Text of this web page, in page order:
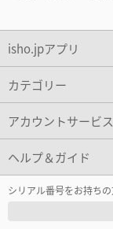
isho.jpアプリ
カテゴリー
アカウントサービス
ヘルプ＆ガイド
シリアル番号をお持ち